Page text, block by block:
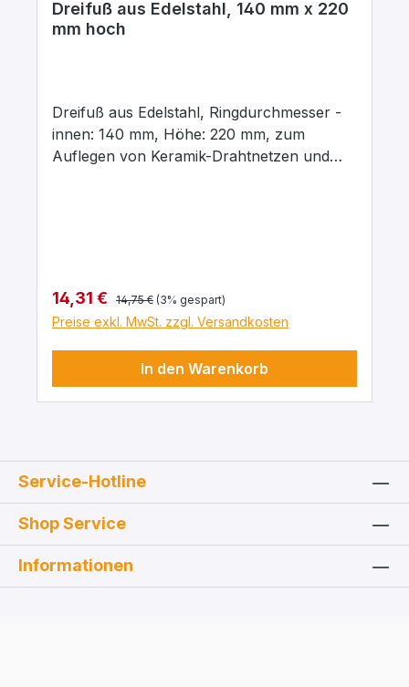
Dreifuß aus Edelstahl, 140 mm x 220
mm hoch
Dreifuß aus Edelstahl, Ringdurchmesser -
innen: 140 mm, Höhe: 220 mm, zum
Auflegen von Keramik-Drahtnetzen und
Verkaufspreis:
14,31 € Regulärer Preis:
14,75 € (3% gespart)
Preise exkl. MwSt. zzgl. Versandkosten
In den Warenkorb
Service-Hotline
Shop Service
Informationen